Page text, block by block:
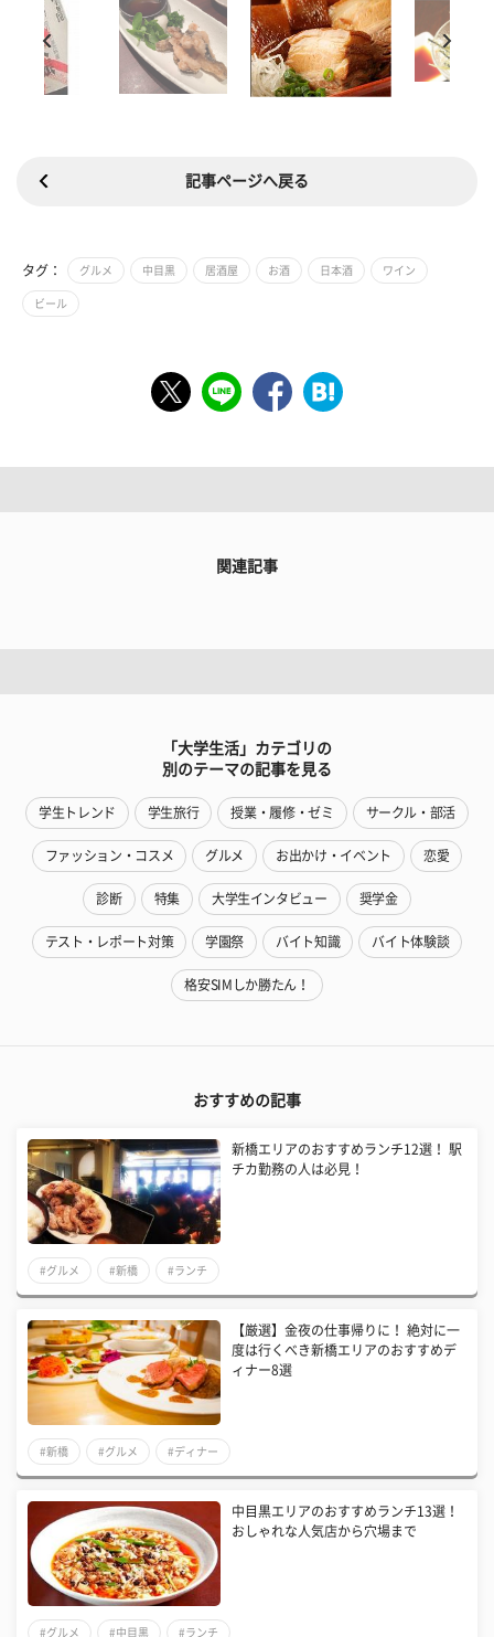
記事ページへ戻る
タグ： グルメ 中目黒 居酒屋 お酒 日本酒 ワイン
ビール
関連記事
「大学生活」カテゴリの
別のテーマの記事を見る
学生トレンド 学生旅行 授業・履修・ゼミ サークル・部活
ファッション・コスメ グルメ お出かけ・イベント 恋愛
診断 特集 大学生インタビュー 奨学金
テスト・レポート対策 学園祭 バイト知識 バイト体験談
格安SIMしか勝たん！
おすすめの記事
新橋エリアのおすすめランチ12選！ 駅
チカ勤務の人は必見！
#グルメ #新橋 #ランチ
【厳選】金夜の仕事帰りに！ 絶対に一
度は行くべき新橋エリアのおすすめデ
ィナー8選
#新橋 #グルメ #ディナー
中目黒エリアのおすすめランチ13選！
おしゃれな人気店から穴場まで
#グルメ #中目黒 #ランチ